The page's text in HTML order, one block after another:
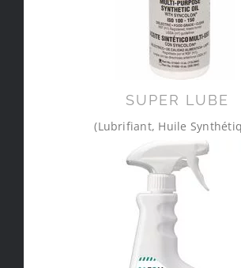
SUPER LUBE
(Lubrifiant, Huile